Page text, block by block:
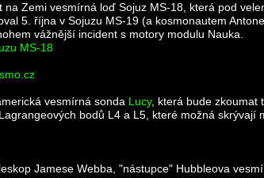
Zemi vesmírná loď Sojuz MS-18, která pod
5. října v Sojuzu MS-19 (a kosmonautem
vážnější incident s motory modulu Nauka.
MS-18
vesmírná sonda Lucy, která bude zkoumat
bodů L4 a L5, které možná skrývají
Jamese Webba, "nástupce" Hubbleova